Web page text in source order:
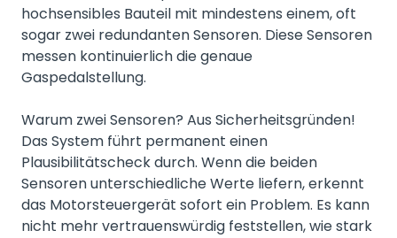
hochsensibles Bauteil mit mindestens einem, oft
sogar zwei redundanten Sensoren. Diese Sensoren
messen kontinuierlich die genaue
Gaspedalstellung.
Warum zwei Sensoren? Aus Sicherheitsgründen!
Das System führt permanent einen
Plausibilitätscheck durch. Wenn die beiden
Sensoren unterschiedliche Werte liefern, erkennt
das Motorsteuergerät sofort ein Problem. Es kann
nicht mehr vertrauenswürdig feststellen, wie stark